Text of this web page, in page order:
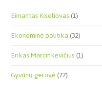
Eimantas Kiseliovas(1)
Ekonominė politika(32)
Erikas Marcinkevičius(1)
Gyvūnų gerovė(77)